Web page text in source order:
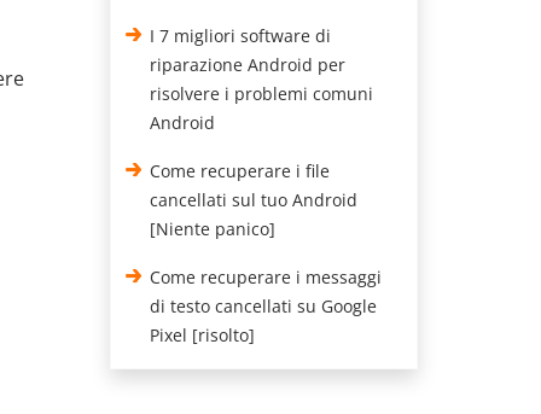
I 7 migliori software di
riparazione Android per
risolvere i problemi comuni
Android
Come recuperare i file
cancellati sul tuo Android
[Niente panico]
Come recuperare i messaggi
di testo cancellati su Google
Pixel [risolto]